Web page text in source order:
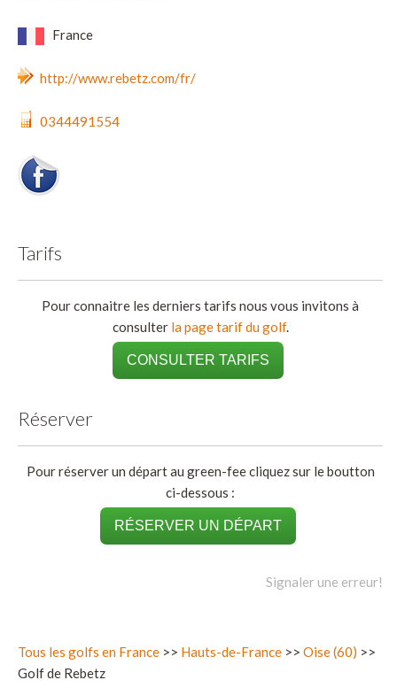
France
http://www.rebetz.com/fr/
0344491554
Tarifs
Pour connaitre les derniers tarifs nous vous invitons à
consulter la page tarif du golf.
CONSULTER TARIFS
Réserver
Pour réserver un départ au green-fee cliquez sur le boutton
ci-dessous :
RÉSERVER UN DÉPART
Signaler une erreur!
Tous les golfs en France >> Hauts-de-France >> Oise (60) >>
Golf de Rebetz